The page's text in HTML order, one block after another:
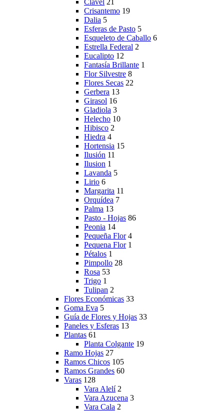
Clavel 21
Crisantemo 19
Dalia 5
Esferas de Pasto 5
Esqueleto de Caballo 6
Estrella Federal 2
Eucalipto 12
Fantasía Brillante 1
Flor Silvestre 8
Flores Secas 22
Gerbera 13
Girasol 16
Gladiola 3
Helecho 10
Hibisco 2
Hiedra 4
Hortensia 15
Ilusión 11
Ilusion 1
Lavanda 5
Lirio 6
Margarita 11
Orquídea 7
Palma 13
Pasto - Hojas 86
Peonia 14
Pequeña Flor 4
Pequena Flor 1
Pétalos 1
Pimpollo 28
Rosa 53
Trigo 1
Tulipan 2
Flores Económicas 33
Goma Eva 5
Guía de Flores y Hojas 33
Paneles y Esferas 13
Plantas 61
Planta Colgante 19
Ramo Hojas 27
Ramos Chicos 105
Ramos Grandes 60
Varas 128
Vara Alelí 2
Vara Azucena 3
Vara Cala 2